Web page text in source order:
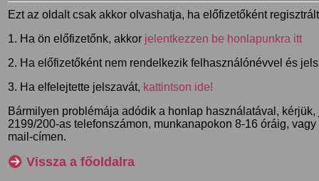
Ezt az oldalt csak akkor olvashatja, ha előfizetőként
1. Ha ön előfizetőnk, akkor jelentkezzen be honlapunkra itt
2. Ha előfizetőként nem rendelkezik felhasználónévvel és
3. Ha elfelejtette jelszavát, kattintson ide!
Bármilyen problémája adódik a honlap használatával,
2199/200-as telefonszámon, munkanapokon 8-16 óráig,
mail-címen.
Vissza a főoldalra